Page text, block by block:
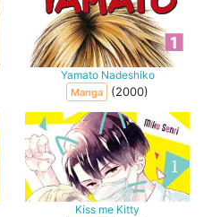
Yamato Nadeshiko
Manga (2000)
Kiss me Kitty